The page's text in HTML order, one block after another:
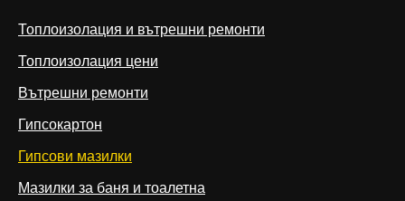
Топлоизолация и вътрешни ремонти
Топлоизолация цени
Вътрешни ремонти
Гипсокартон
Гипсови мазилки
Мазилки за баня и тоалетна